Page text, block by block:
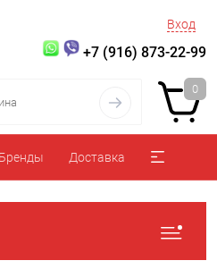
Вход
+7 (916) 873-22-99
0
Бренды Доставка